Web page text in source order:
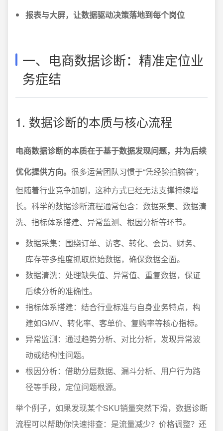
报表与大屏，让数据驱动决策落地到每个岗位
一、电商数据诊断：精准定位业
务症结
1. 数据诊断的本质与核心流程
电商数据诊断的本质在于基于数据发现问题，并为后续
优化提供方向。 很多运营团队习惯于“凭经验拍脑袋”，
但随着行业竞争加剧，这种方式已经无法支撑持续增
长。科学的数据诊断流程通常包含：数据采集、数据清
洗、指标体系搭建、异常监测、根因分析等环节。
数据采集：围绕订单、访客、转化、会员、财务、
库存等多维度抓取原始数据，确保数据全面。
数据清洗：处理缺失值、异常值、重复数据，保证
后续分析的准确性。
指标体系搭建：结合行业标准与自身业务特点，构
建如GMV、转化率、客单价、复购率等核心指标。
异常监测：通过趋势分析、对比分析，发现异常波
动或结构性问题。
根因分析：借助分层数据、漏斗分析、用户行为路
径等手段，定位问题根源。
举个例子，如果发现某个SKU销量突然下滑，数据诊断
流程可以帮助你快速排查：是流量减少？价格调整？还